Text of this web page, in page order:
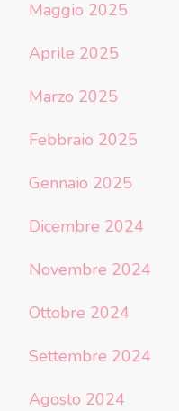
Maggio 2025
Aprile 2025
Marzo 2025
Febbraio 2025
Gennaio 2025
Dicembre 2024
Novembre 2024
Ottobre 2024
Settembre 2024
Agosto 2024